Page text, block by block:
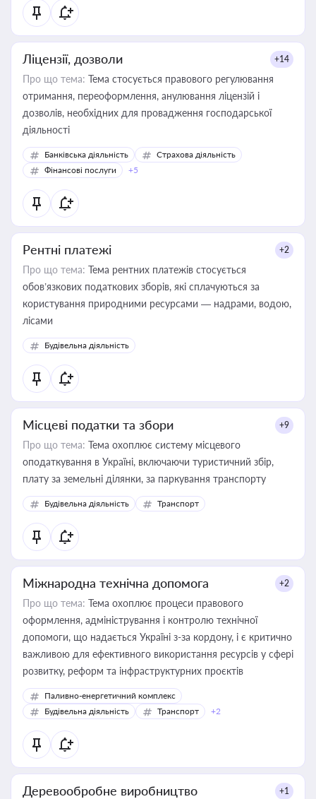
Ліцензії, дозволи +14
Про що тема: Тема стосується правового регулювання
отримання, переоформлення, анулювання ліцензій і
дозволів, необхідних для провадження господарської
діяльності
Банківська діяльність
Страхова діяльність
Фінансові послуги
+5
Рентні платежі +2
Про що тема: Тема рентних платежів стосується
обов’язкових податкових зборів, які сплачуються за
користування природними ресурсами — надрами, водою,
лісами
Будівельна діяльність
Місцеві податки та збори +9
Про що тема: Тема охоплює систему місцевого
оподаткування в Україні, включаючи туристичний збір,
плату за земельні ділянки, за паркування транспорту
Будівельна діяльність Транспорт
Міжнародна технічна допомога +2
Про що тема: Тема охоплює процеси правового
оформлення, адміністрування і контролю технічної
допомоги, що надається Україні з-за кордону, і є критично
важливою для ефективного використання ресурсів у сфері
розвитку, реформ та інфраструктурних проєктів
Паливно-енергетичний комплекс
Будівельна діяльність
Транспорт +2
Деревообробне виробництво +1